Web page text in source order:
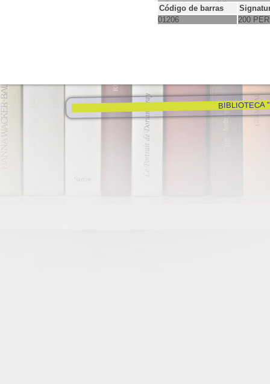
Código de barras
01206
200
BIBLIOTECA